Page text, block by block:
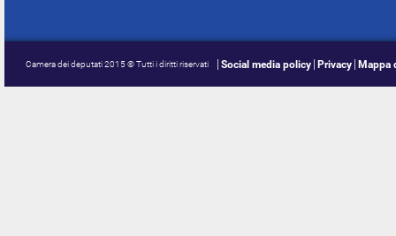
Camera dei deputati 2015 © Tutti i diritti riservati Social media policy Privacy Mappa